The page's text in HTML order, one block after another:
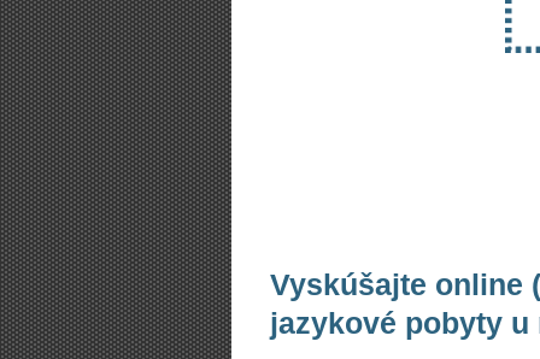
Vyskúšajte online
jazykové pobyty u